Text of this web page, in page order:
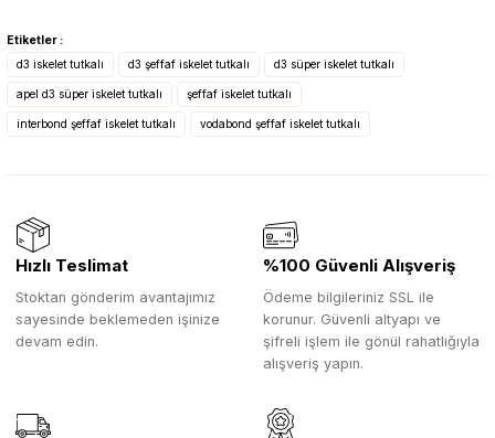
Etiketler :
d3 iskelet tutkalı
d3 şeffaf iskelet tutkalı d3 süper iskelet tutkalı
apel d3 süper iskelet tutkalı şeffaf iskelet tutkalı
interbond şeffaf iskelet tutkalı vodabond şeffaf iskelet tutkalı
Hızlı Teslimat
Stoktan gönderim avantajımız
sayesinde beklemeden işinize
devam edin.
%100 Güvenli Alışveriş
Ödeme bilgileriniz SSL ile
korunur. Güvenli altyapı ve
şifreli işlem ile gönül rahatlığıyla
alışveriş yapın.